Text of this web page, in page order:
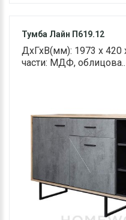
Тумба Лайн П619.12
ДхГхВ(мм): 1973 х 420
части: МДФ, облицова..